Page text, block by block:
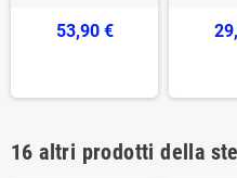
53,90 €
16 altri prodotti della